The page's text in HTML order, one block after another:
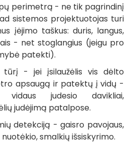
perimetrą - ne tik pagrindinį
sistemos projektuotojas turi
įėjimo taškus: duris, langus,
- net stoglangius (jeigu pro
patekti).
- jei įsilaužėlis vis dėlto
apsaugą ir patektų į vidų -
judesio davikliai,
judėjimą patalpose.
detekciją - gaisro pavojaus,
smalkių išsiskyrimo.